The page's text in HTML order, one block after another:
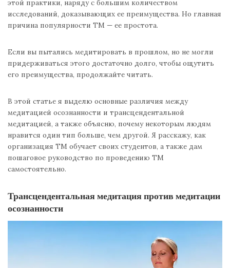
этой практики, наряду с большим количеством
исследований, доказывающих ее преимущества. Но главная
причина популярности ТМ — ее простота.
Если вы пытались медитировать в прошлом, но не могли
придерживаться этого достаточно долго, чтобы ощутить
его преимущества, продолжайте читать.
В этой статье я выделю основные различия между
медитацией осознанности и трансцендентальной
медитацией, а также объясню, почему некоторым людям
нравится один тип больше, чем другой. Я расскажу, как
организация ТМ обучает своих студентов, а также дам
пошаговое руководство по проведению ТМ
самостоятельно.
Трансцендентальная медитация против медитации
осознанности